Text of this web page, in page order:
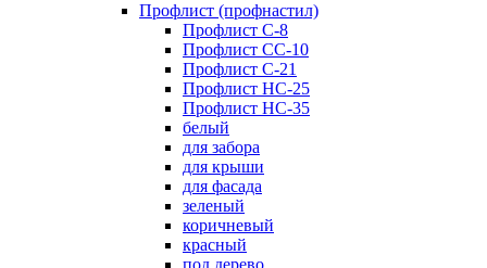
Профлист (профнастил)
Профлист С-8
Профлист СС-10
Профлист C-21
Профлист НС-25
Профлист НС-35
белый
для забора
для крыши
для фасада
зеленый
коричневый
красный
под дерево